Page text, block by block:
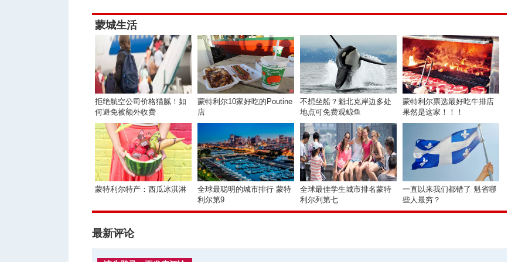
蒙城生活
拒绝航空公司价格猫腻！如
何避免被额外收费
蒙特利尔10家好吃的Poutine
店
不想坐船？魁北克岸边多处
地点可免费观鲸鱼
蒙特利尔票选最好吃牛排店
果然是这家！！！
蒙特利尔特产：西瓜冰淇淋
全球最聪明的城市排行 蒙特
利尔第9
全球最佳学生城市排名蒙特
利尔列第七
一直以来我们都错了 魁省哪
些人最穷？
最新评论